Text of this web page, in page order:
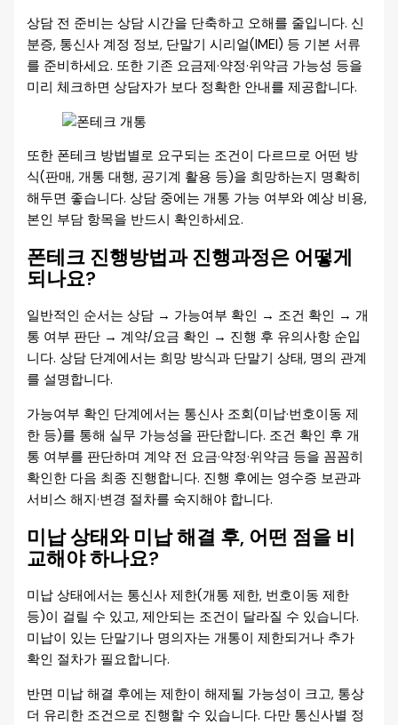
상담 전 준비는 상담 시간을 단축하고 오해를 줄입니다. 신
분증, 통신사 계정 정보, 단말기 시리얼(IMEI) 등 기본 서류
를 준비하세요. 또한 기존 요금제·약정·위약금 가능성 등을
미리 체크하면 상담자가 보다 정확한 안내를 제공합니다.
또한 폰테크 방법별로 요구되는 조건이 다르므로 어떤 방
식(판매, 개통 대행, 공기계 활용 등)을 희망하는지 명확히
해두면 좋습니다. 상담 중에는 개통 가능 여부와 예상 비용,
본인 부담 항목을 반드시 확인하세요.
폰테크 진행방법과 진행과정은 어떻게
되나요?
일반적인 순서는 상담 → 가능여부 확인 → 조건 확인 → 개
통 여부 판단 → 계약/요금 확인 → 진행 후 유의사항 순입
니다. 상담 단계에서는 희망 방식과 단말기 상태, 명의 관계
를 설명합니다.
가능여부 확인 단계에서는 통신사 조회(미납·번호이동 제
한 등)를 통해 실무 가능성을 판단합니다. 조건 확인 후 개
통 여부를 판단하며 계약 전 요금·약정·위약금 등을 꼼꼼히
확인한 다음 최종 진행합니다. 진행 후에는 영수증 보관과
서비스 해지·변경 절차를 숙지해야 합니다.
미납 상태와 미납 해결 후, 어떤 점을 비
교해야 하나요?
미납 상태에서는 통신사 제한(개통 제한, 번호이동 제한
등)이 걸릴 수 있고, 제안되는 조건이 달라질 수 있습니다.
미납이 있는 단말기나 명의자는 개통이 제한되거나 추가
확인 절차가 필요합니다.
반면 미납 해결 후에는 제한이 해제될 가능성이 크고, 통상
더 유리한 조건으로 진행할 수 있습니다. 다만 통신사별 정